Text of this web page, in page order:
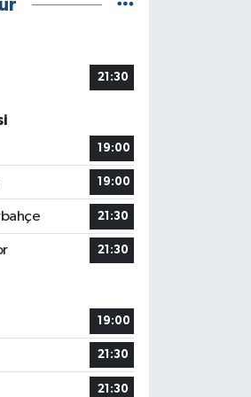
21:30
19:00
19:00
21:30
21:30
19:00
21:30
21:30